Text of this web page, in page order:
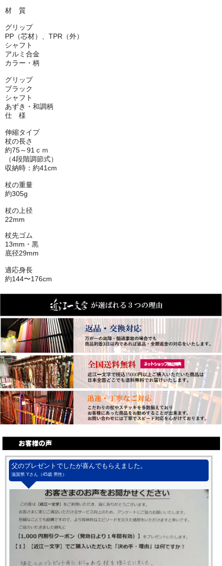
材 質
グリップ
PP（芯材）、TPR（外）
シャフト
アルミ合金
カラー・柄
グリップ
ブラック
シャフト
あずき・和調柄
仕 様
伸縮タイプ
杖の長さ
約75～91ｃｍ
（4段階調節式）
収納時：約41cm
杖の重量
約305g
杖の上径
22mm
杖先ゴム
13mm・黒
底径29mm
適応身長
約144〜176cm
父のプレゼントでしたが喜んでもらえました。
滋賀県 Yさん（45歳 男性）